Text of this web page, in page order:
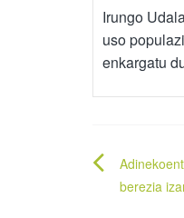
Irungo
uso
enkargatu
zehar
berezia